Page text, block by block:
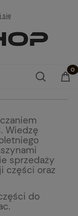
się
Wiedzę
sprzedaży
części oraz
do